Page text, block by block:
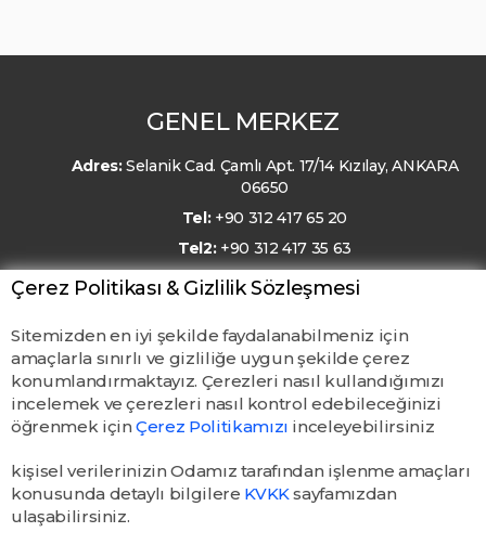
GENEL MERKEZ
Adres:Selanik Cad. Çamlı Apt. 17/14 Kızılay, ANKARA
06650
Tel: +90 312 417 65 20
Tel2: +90 312 417 35 63
E-Posta: kmo@kmo.org.tr
Çerez Politikası & Gizlilik Sözleşmesi
Sitemizden en iyi şekilde faydalanabilmeniz için
amaçlarla sınırlı ve gizliliğe uygun şekilde çerez
konumlandırmaktayız. Çerezleri nasıl kullandığımızı
incelemek ve çerezleri nasıl kontrol edebileceğinizi
öğrenmek içinÇerez Politikamızı inceleyebilirsiniz
kişisel verilerinizin Odamız tarafından işlenme amaçları
konusunda detaylı bilgilere KVKKsayfamızdan
ulaşabilirsiniz.